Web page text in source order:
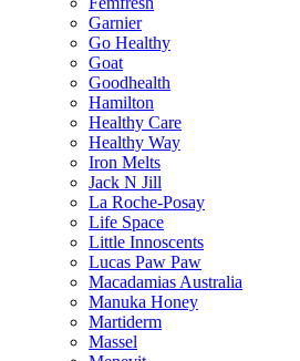
Garnier
Go Healthy
Goat
Goodhealth
Hamilton
Healthy Care
Healthy Way
Iron Melts
Jack N Jill
La Roche-Posay
Life Space
Little Innoscents
Lucas Paw Paw
Macadamias Australia
Manuka Honey
Martiderm
Massel